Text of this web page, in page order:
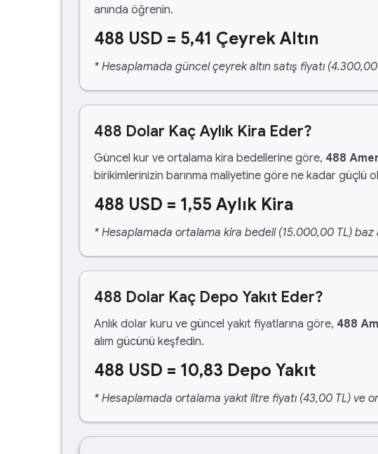
anında öğrenin.
488 USD = 5,41 Çeyrek Altın
* Hesaplamada güncel çeyrek altın satış fiyatı (4.300,00
488 Dolar Kaç Aylık Kira Eder?
Güncel kur ve ortalama kira bedellerine göre, 488
birikimlerinizin barınma maliyetine göre ne kadar güçlü
488 USD = 1,55 Aylık Kira
* Hesaplamada ortalama kira bedeli (15.000,00 TL) baz
488 Dolar Kaç Depo Yakıt Eder?
Anlık dolar kuru ve güncel yakıt fiyatlarına göre, 488
alım gücünü keşfedin.
488 USD = 10,83 Depo Yakıt
* Hesaplamada ortalama yakıt litre fiyatı (43,00 TL) ve